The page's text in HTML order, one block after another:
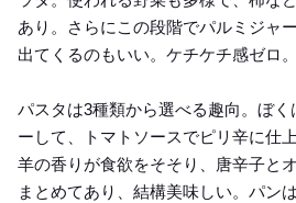
あり。さらにこの段階でパルミジャ
出てくるのもいい。ケチケチ感ゼロ
パスタは3種類から選べる趣向。ぼ
ーして、トマトソースでピリ辛に仕
羊の香りが食欲をそそり、唐辛子と
まとめてあり、結構美味しい。パン